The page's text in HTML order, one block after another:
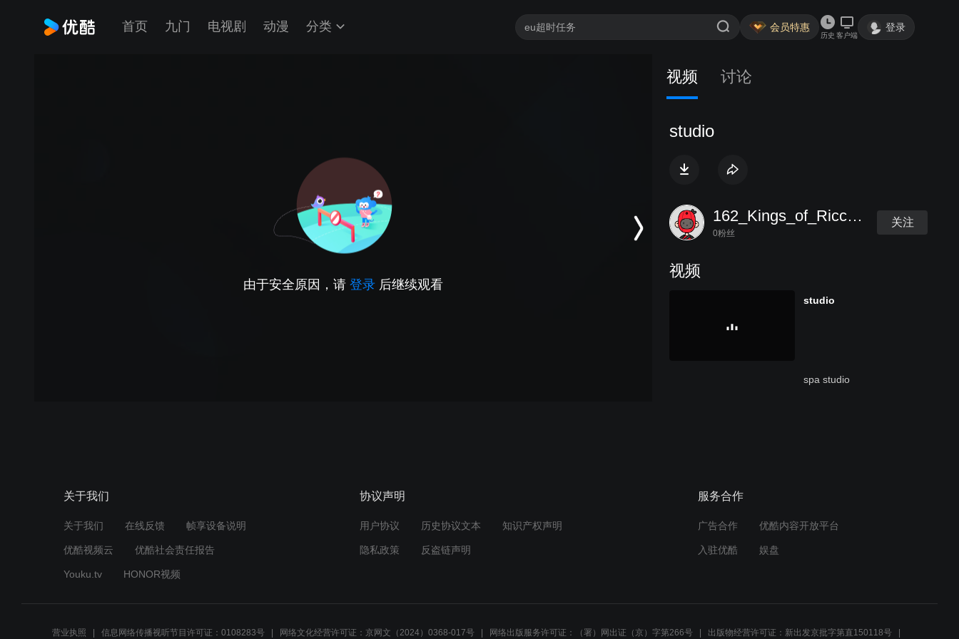
首页 九门 电视剧 动漫 分类 会员特惠
历史 客户端
登录
由于安全原因，请 登录 后继续观看
视频 讨论
studio
162_Kings_of_Riccarton_Motel
0粉丝
关注
视频
studio
spa studio
关于我们
关于我们 在线反馈 帧享设备说明
优酷视频云 优酷社会责任报告
Youku.tv HONOR视频
协议声明
用户协议 历史协议文本 知识产权声明
隐私政策 反盗链声明
服务合作
广告合作 优酷内容开放平台
入驻优酷 娱盘
营业执照 信息网络传播视听节目许可证：0108283号 网络文化经营许可证：京网文（2024）0368-017号 网络出版服务许可证：（署）网出证（京）字第266号 出版物经营许可证：新出发京批字第直150118号